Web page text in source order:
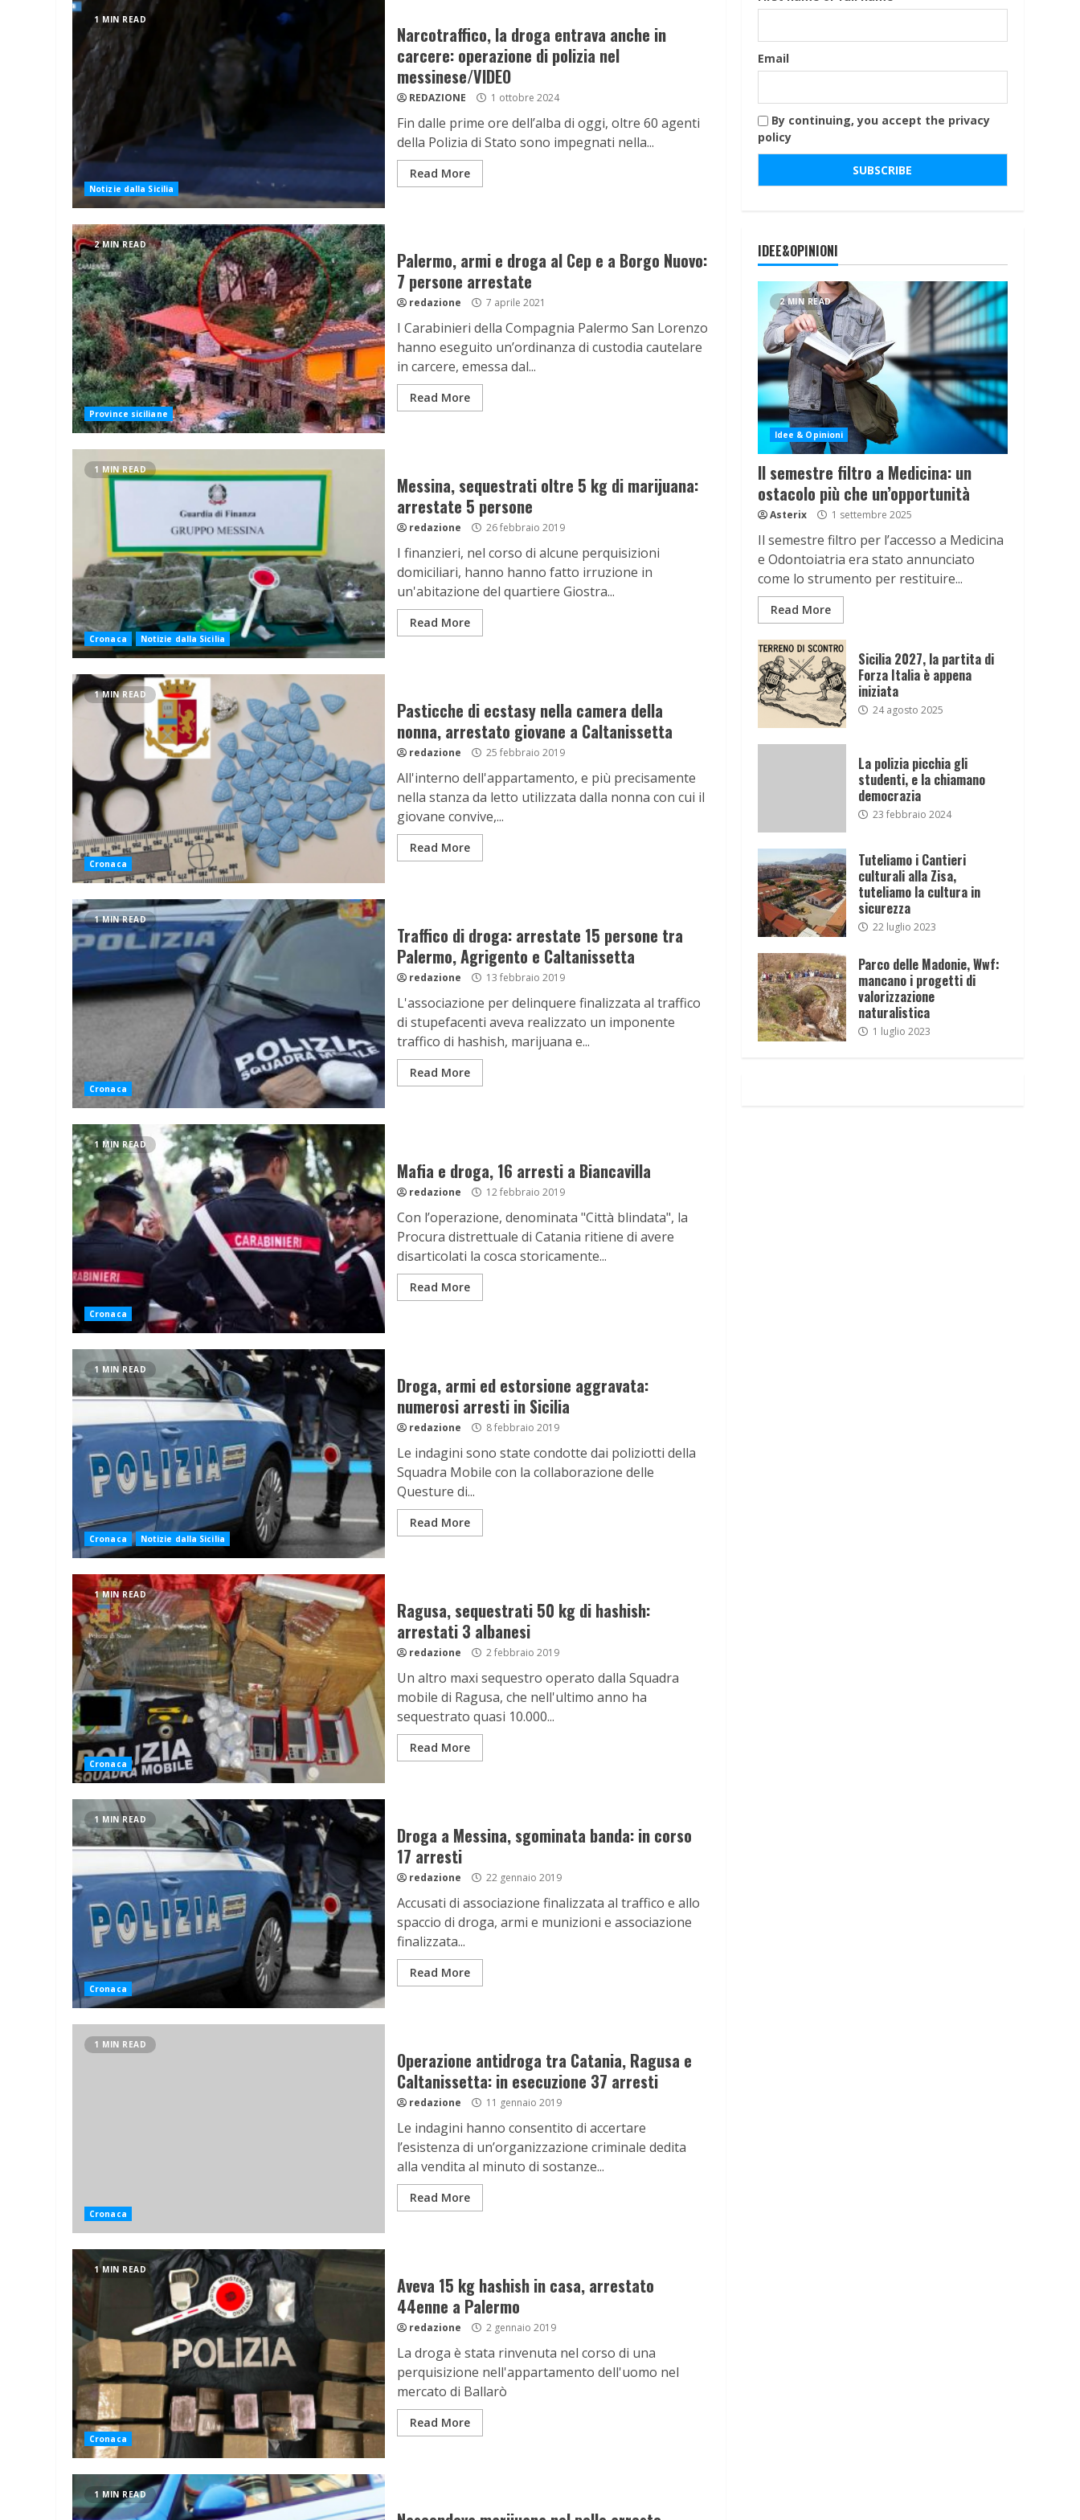
1 MIN READ
Notizie dalla Sicilia
Narcotraffico, la droga entrava anche in
carcere: operazione di polizia nel
messinese/VIDEO
REDAZIONE 1 ottobre 2024
Fin dalle prime ore dell’alba di oggi, oltre 60 agenti
della Polizia di Stato sono impegnati nella...
Read More
2 MIN READ
Province siciliane
Palermo, armi e droga al Cep e a Borgo Nuovo:
7 persone arrestate
redazione 7 aprile 2021
I Carabinieri della Compagnia Palermo San Lorenzo
hanno eseguito un’ordinanza di custodia cautelare
in carcere, emessa dal...
Read More
1 MIN READ
Cronaca Notizie dalla Sicilia
Messina, sequestrati oltre 5 kg di marijuana:
arrestate 5 persone
redazione 26 febbraio 2019
I finanzieri, nel corso di alcune perquisizioni
domiciliari, hanno hanno fatto irruzione in
un'abitazione del quartiere Giostra...
Read More
1 MIN READ
Cronaca
Pasticche di ecstasy nella camera della
nonna, arrestato giovane a Caltanissetta
redazione 25 febbraio 2019
All'interno dell'appartamento, e più precisamente
nella stanza da letto utilizzata dalla nonna con cui il
giovane convive,...
Read More
1 MIN READ
Cronaca
Traffico di droga: arrestate 15 persone tra
Palermo, Agrigento e Caltanissetta
redazione 13 febbraio 2019
L'associazione per delinquere finalizzata al traffico
di stupefacenti aveva realizzato un imponente
traffico di hashish, marijuana e...
Read More
1 MIN READ
Cronaca
Mafia e droga, 16 arresti a Biancavilla
redazione 12 febbraio 2019
Con l’operazione, denominata "Città blindata", la
Procura distrettuale di Catania ritiene di avere
disarticolati la cosca storicamente...
Read More
1 MIN READ
Cronaca Notizie dalla Sicilia
Droga, armi ed estorsione aggravata:
numerosi arresti in Sicilia
redazione 8 febbraio 2019
Le indagini sono state condotte dai poliziotti della
Squadra Mobile con la collaborazione delle
Questure di...
Read More
1 MIN READ
Cronaca
Ragusa, sequestrati 50 kg di hashish:
arrestati 3 albanesi
redazione 2 febbraio 2019
Un altro maxi sequestro operato dalla Squadra
mobile di Ragusa, che nell'ultimo anno ha
sequestrato quasi 10.000...
Read More
1 MIN READ
Cronaca
Droga a Messina, sgominata banda: in corso
17 arresti
redazione 22 gennaio 2019
Accusati di associazione finalizzata al traffico e allo
spaccio di droga, armi e munizioni e associazione
finalizzata...
Read More
1 MIN READ
Cronaca
Operazione antidroga tra Catania, Ragusa e
Caltanissetta: in esecuzione 37 arresti
redazione 11 gennaio 2019
Le indagini hanno consentito di accertare
l’esistenza di un’organizzazione criminale dedita
alla vendita al minuto di sostanze...
Read More
1 MIN READ
Cronaca
Aveva 15 kg hashish in casa, arrestato
44enne a Palermo
redazione 2 gennaio 2019
La droga è stata rinvenuta nel corso di una
perquisizione nell'appartamento dell'uomo nel
mercato di Ballarò
Read More
1 MIN READ
Email
By continuing, you accept the privacy
policy
IDEE&OPINIONI
2 MIN READ
Idee & Opinioni
Il semestre filtro a Medicina: un
ostacolo più che un’opportunità
Asterix 1 settembre 2025
Il semestre filtro per l’accesso a Medicina
e Odontoiatria era stato annunciato
come lo strumento per restituire...
Read More
Sicilia 2027, la partita di
Forza Italia è appena
iniziata
24 agosto 2025
La polizia picchia gli
studenti, e la chiamano
democrazia
23 febbraio 2024
Tuteliamo i Cantieri
culturali alla Zisa,
tuteliamo la cultura in
sicurezza
22 luglio 2023
Parco delle Madonie, Wwf:
mancano i progetti di
valorizzazione
naturalistica
1 luglio 2023